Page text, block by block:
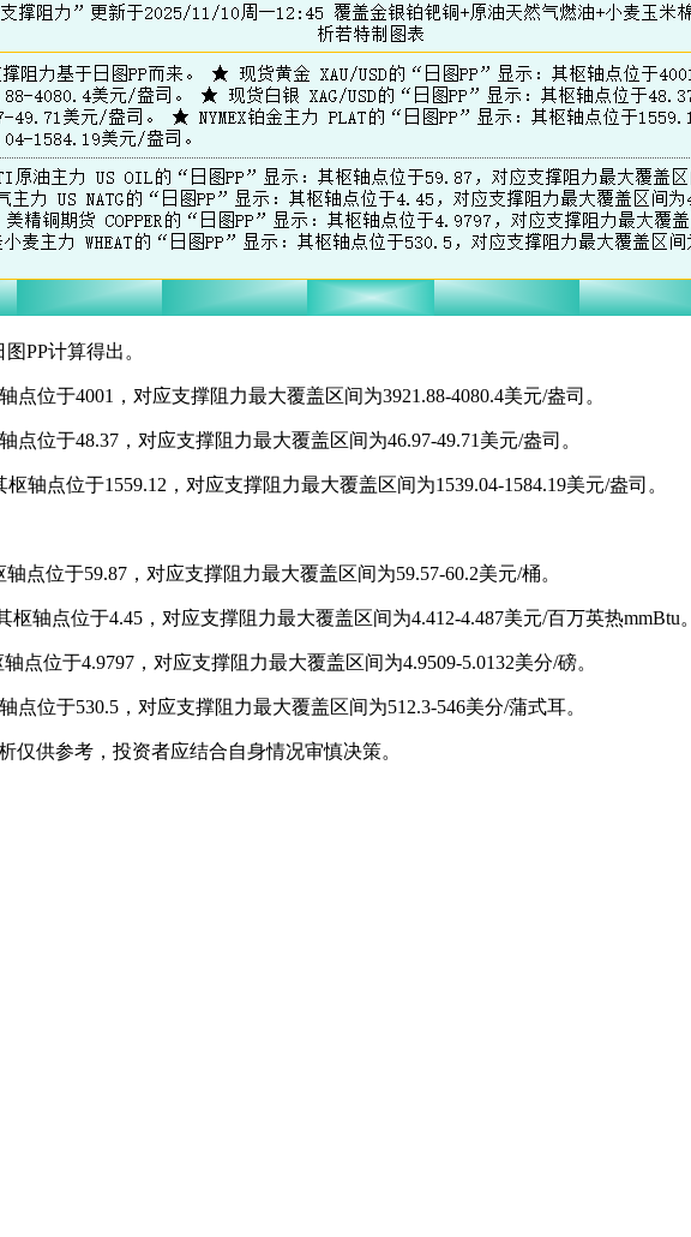
PP计算得出。
位于4001，对应支撑阻力最大覆盖区间为3921.88-4080.4美元/盎司。
位于48.37，对应支撑阻力最大覆盖区间为46.97-49.71美元/盎司。
轴点位于1559.12，对应支撑阻力最大覆盖区间为1539.04-1584.19美元/盎司。
点位于59.87，对应支撑阻力最大覆盖区间为59.57-60.2美元/桶。
轴点位于4.45，对应支撑阻力最大覆盖区间为4.412-4.487美元/百万英热mmBtu。
点位于4.9797，对应支撑阻力最大覆盖区间为4.9509-5.0132美分/磅。
位于530.5，对应支撑阻力最大覆盖区间为512.3-546美分/蒲式耳。
供参考，投资者应结合自身情况审慎决策。